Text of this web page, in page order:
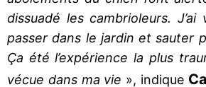
dissuadé les cambrioleurs.
passer dans le jardin et sauter
Ça été l’expérience la plus
vécue dans ma vie », indique